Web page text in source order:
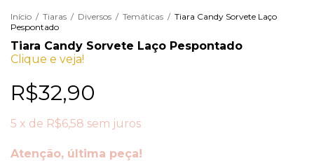
Início / Tiaras / Diversos / Temáticas / Tiara Candy Sorvete Laço
Pespontado
Tiara Candy Sorvete Laço Pespontado
Clique e veja!
R$32,90
5 x de R$6,58 sem juros
Atenção, última peça!